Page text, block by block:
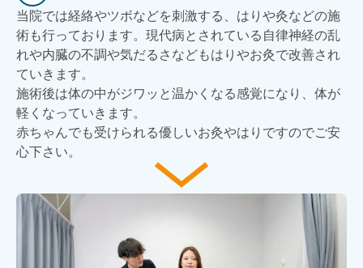
当院では経絡やツボなどを刺激する、はりや灸などの施
術も行っております。現代病とされている自律神経の乱
れや内臓の不調や気だるさなどもはりやお灸で改善され
ていきます。
施術後は体の中がジワッと温かくなる感覚になり、体が
軽くなっていきます。
赤ちゃんでも受けられる優しいお灸やはりですのでご安
心下さい。